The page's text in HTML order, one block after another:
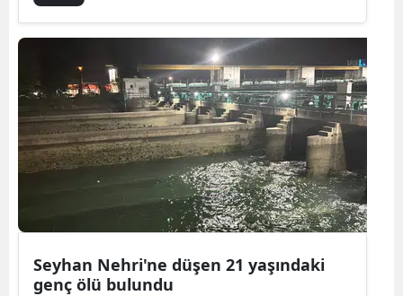
Giresun
Gümüşhane
Hakkari
Hatay
Isparta
Mersin
Seyhan Nehri'ne düşen 21 yaşındaki
genç ölü bulundu